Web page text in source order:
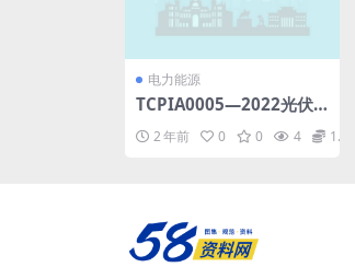
电力能源
TCPIA0005—2022光伏
2 年前 0 0 4 1.98